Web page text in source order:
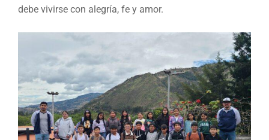
debe vivirse con alegría, fe y amor.